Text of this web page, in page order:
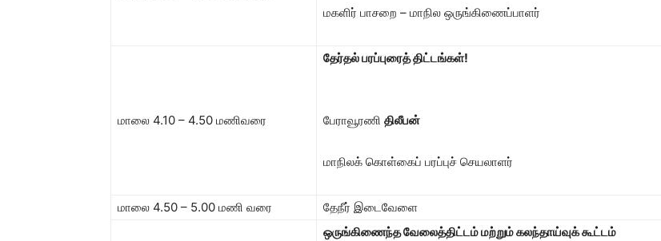
மகளிர் பாசறை – மாநில ஒருங்கிணைப்பாளர்
மாலை 4.10 – 4.50 மணிவரை
தேர்தல் பரப்புரைத் திட்டங்கள்!
பேராவூரணி திலீபன்
மாநிலக் கொள்கைப் பரப்புச் செயலாளர்
மாலை 4.50 – 5.00 மணி வரை தேநீர் இடைவேளை
ஒருங்கிணைந்த வேலைத்திட்டம் மற்றும் கலந்தாய்வுக் கூட்டம்